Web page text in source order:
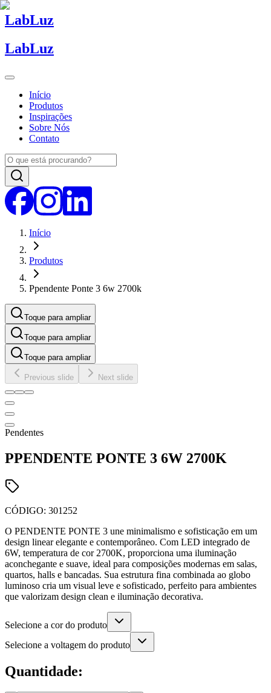
LabLuz
LabLuz
Início
Produtos
Inspirações
Sobre Nós
Contato
Início
Produtos
Ppendente Ponte 3 6w 2700k
Toque para ampliar
Toque para ampliar
Toque para ampliar
Previous slide Next slide
Pendentes
PPENDENTE PONTE 3 6W 2700K
CÓDIGO: 301252
O PENDENTE PONTE 3 une minimalismo e sofisticação em um
design linear elegante e contemporâneo. Com LED integrado de
6W, temperatura de cor 2700K, proporciona uma iluminação
aconchegante e suave, ideal para composições modernas em salas,
quartos, halls e bancadas. Sua estrutura fina combinada ao globo
luminoso cria um visual leve e sofisticado, perfeito para ambientes
que valorizam design clean e iluminação decorativa.
Selecione a cor do produto
Selecione a voltagem do produto
Quantidade: